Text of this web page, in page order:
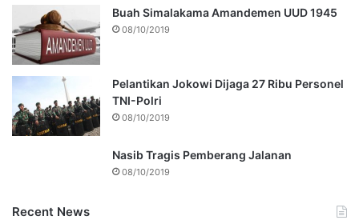
Buah Simalakama Amandemen UUD 1945
08/10/2019
Pelantikan Jokowi Dijaga 27 Ribu Personel
TNI-Polri
08/10/2019
Nasib Tragis Pemberang Jalanan
08/10/2019
Recent News